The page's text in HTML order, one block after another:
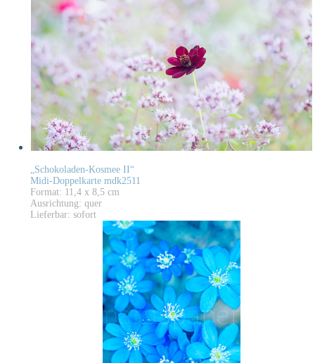
„Schokoladen-Kosmee II“
Midi-Doppelkarte mdk2511
Format: 11,4 x 8,5 cm
Ausrichtung: quer
Lieferbar: sofort